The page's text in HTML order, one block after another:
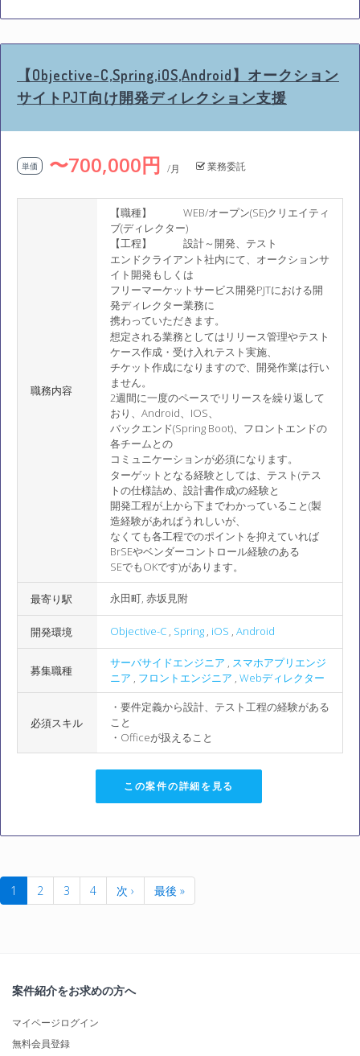
【Objective-C,Spring,iOS,Android】オークション
サイトPJT向け開発ディレクション支援
単価 〜700,000円 /月 業務委託
職務内容
【職種】 WEB/オープン(SE)クリエイティ
ブ(ディレクター)
【工程】 設計～開発、テスト
エンドクライアント社内にて、オークションサ
イト開発もしくは
フリーマーケットサービス開発PJTにおける開
発ディレクター業務に
携わっていただきます。
想定される業務としてはリリース管理やテスト
ケース作成・受け入れテスト実施、
チケット作成になりますので、開発作業は行い
ません。
2週間に一度のペースでリリースを繰り返して
おり、Android、IOS、
バックエンド(Spring Boot)、フロントエンドの
各チームとの
コミュニケーションが必須になります。
ターゲットとなる経験としては、テスト(テス
トの仕様詰め、設計書作成)の経験と
開発工程が上から下までわかっていること(製
造経験があればうれしいが、
なくても各工程でのポイントを抑えていれば
BrSEやベンダーコントロール経験のある
SEでもOKです)があります。
最寄り駅 永田町, 赤坂見附
開発環境 Objective-C , Spring , iOS , Android
募集職種
サーバサイドエンジニア , スマホアプリエンジ
ニア , フロントエンジニア , Webディレクター
必須スキル
・要件定義から設計、テスト工程の経験がある
こと
・Officeが扱えること
この案件の詳細を見る
1 2 3 4 次 › 最後 »
案件紹介をお求めの方へ
マイページログイン
無料会員登録